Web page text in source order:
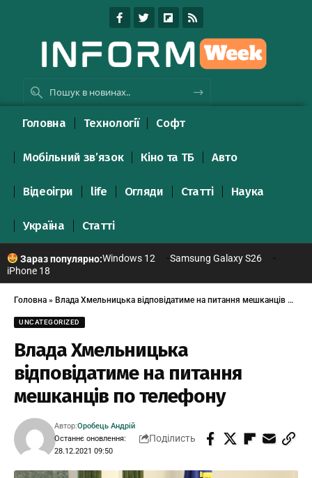
Головна Технології Софт
Мобільний зв’язок Кіно та ТБ Авто
Відеоігри life Огляди Статті Наука
Україна Статті
Зараз популярно:Windows 12
Samsung Galaxy S26
iPhone 18
Головна » Влада Хмельницька відповідатиме на питання мешканців по телефону
UNCATEGORIZED
Влада Хмельницька
відповідатиме на питання
мешканців по телефону
Останнє оновлення:
28.12.2021 09:50
Автор:Оробець Андрій
Поділисть